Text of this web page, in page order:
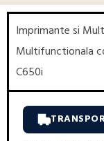
Imprimante si
Multifunctionala
C650i